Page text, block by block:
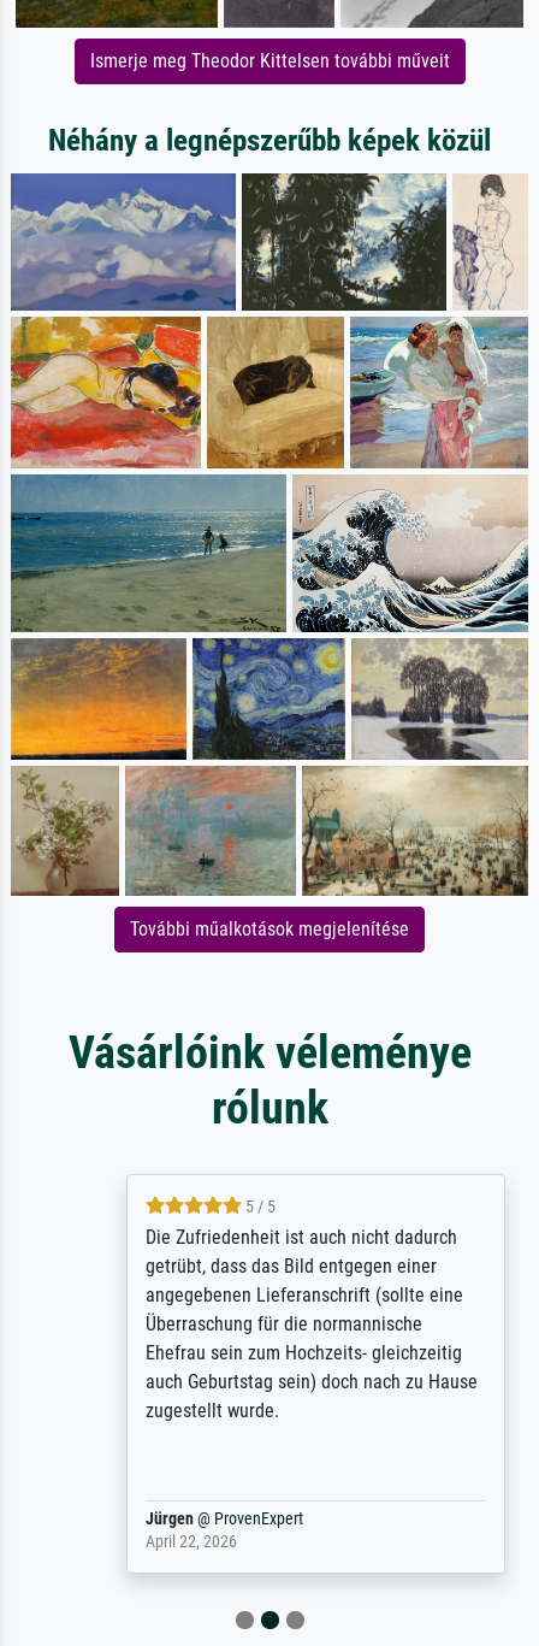
Ismerje meg Theodor Kittelsen további műveit
Néhány a legnépszerűbb képek közül
További műalkotások megjelenítése
Vásárlóink véleménye
rólunk
5 / 5
Die Zufriedenheit ist auch nicht dadurch
getrübt, dass das Bild entgegen einer
angegebenen Lieferanschrift (sollte eine
Überraschung für die normannische
Ehefrau sein zum Hochzeits- gleichzeitig
auch Geburtstag sein) doch nach zu Hause
zugestellt wurde.
Jürgen@ProvenExpert
April 22, 2026